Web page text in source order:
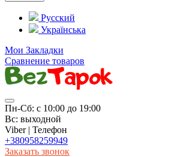
Русский
Українська
Мои Закладки
Сравнение товаров
Пн-Сб: с 10:00 до 19:00
Вс: выходной
Viber | Телефон
+380958259949
Заказать звонок